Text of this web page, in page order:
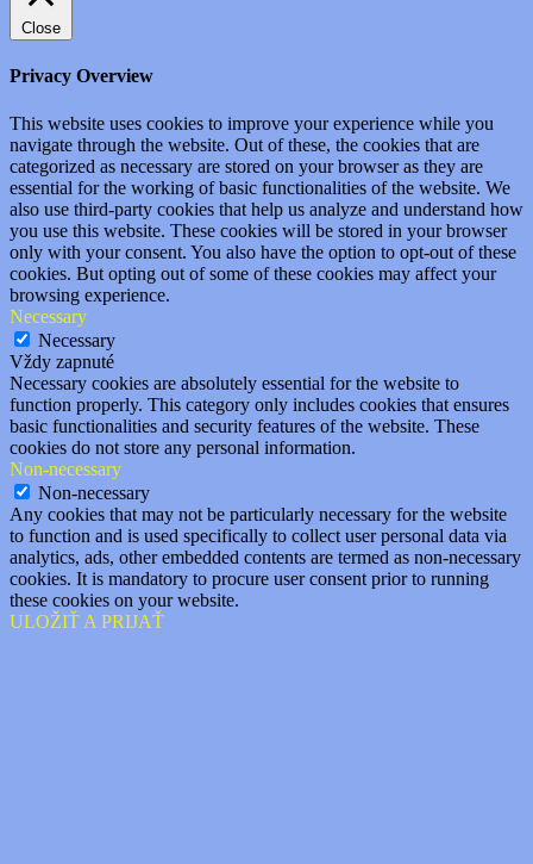
Close
Privacy Overview
This website uses cookies to improve your experience while you
navigate through the website. Out of these, the cookies that are
categorized as necessary are stored on your browser as they are
essential for the working of basic functionalities of the website. We
also use third-party cookies that help us analyze and understand how
you use this website. These cookies will be stored in your browser
only with your consent. You also have the option to opt-out of these
cookies. But opting out of some of these cookies may affect your
browsing experience.
Necessary
Necessary
Vždy zapnuté
Necessary cookies are absolutely essential for the website to
function properly. This category only includes cookies that ensures
basic functionalities and security features of the website. These
cookies do not store any personal information.
Non-necessary
Non-necessary
Any cookies that may not be particularly necessary for the website
to function and is used specifically to collect user personal data via
analytics, ads, other embedded contents are termed as non-necessary
cookies. It is mandatory to procure user consent prior to running
these cookies on your website.
ULOŽIŤ A PRIJAŤ